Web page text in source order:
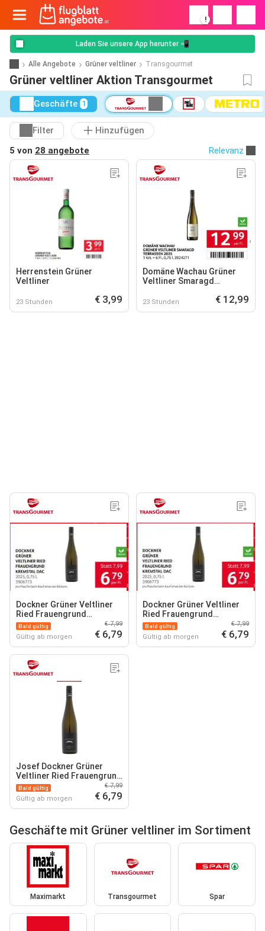
!
Laden Sie unsere App herunter 📲
Alle Angebote Grüner veltliner Transgourmet
Grüner veltliner Aktion Transgourmet
Geschäfte 1
Filter
Hinzufügen
5 von 28 angebote Relevanz
Herrenstein Grüner
Veltliner
23 Stunden € 3,99
Domäne Wachau Grüner
Veltliner Smaragd
23 Stunden € 12,99
Dockner Grüner Veltliner
Ried Frauengrund
Kremstal DAC
Bald gültig
Gültig ab morgen
€ 7,99
€ 6,79
Dockner Grüner Veltliner
Ried Frauengrund
Kremstal DAC
Bald gültig
Gültig ab morgen
€ 7,99
€ 6,79
Josef Dockner Grüner
Veltliner Ried Frauengrund
Kremstal
Bald gültig
Gültig ab morgen
€ 7,99
€ 6,79
Geschäfte mit Grüner veltliner im Sortiment
Maximarkt Transgourmet Spar